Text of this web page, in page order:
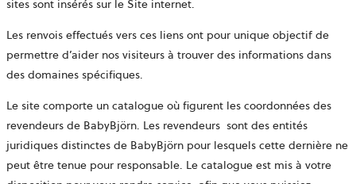
sites sont insérés sur le Site internet.
Les renvois effectués vers ces liens ont pour unique objectif de
permettre d’aider nos visiteurs à trouver des informations dans
des domaines spécifiques.
Le site comporte un catalogue où figurent les coordonnées des
revendeurs de BabyBjörn. Les revendeurs sont des entités
juridiques distinctes de BabyBjörn pour lesquels cette dernière ne
peut être tenue pour responsable. Le catalogue est mis à votre